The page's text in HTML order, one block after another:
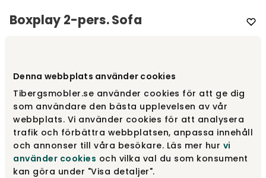
Denna webbplats använder cookies
Tibergsmobler.se använder cookies för att ge dig
som användare den bästa upplevelsen av vår
webbplats. Vi använder cookies för att analysera
trafik och förbättra webbplatsen, anpassa innehåll
och annonser till våra besökare. Läs mer hur vi
använder cookies och vilka val du som konsument
kan göra under "Visa detaljer".
Boxplay 2-pers. Sofa
Vælg model2-pers.
2-pers. Fra
3-pers. Fra73 130 kr